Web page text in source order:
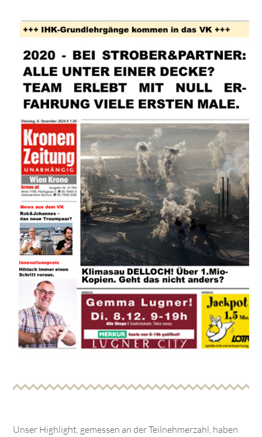
Unser Highlight, gemessen an der Teilnehmerzahl, haben